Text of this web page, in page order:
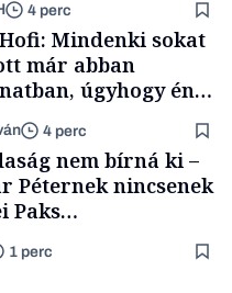
4 perc
Mindenki sokat
már abban
úgyhogy én
akartam
4 perc
nem bírná ki –
Péternek nincsenek
Paks
1 perc